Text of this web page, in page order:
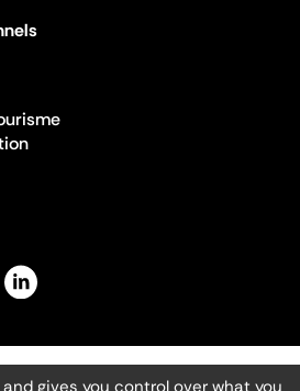
légales
gives you control over what you